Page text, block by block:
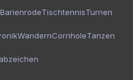
TischtennisTurnen
WandernCornholeTanzen